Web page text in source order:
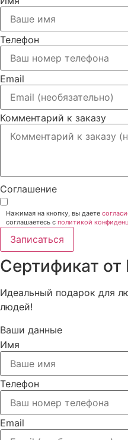
Телефон
Email
Комментарий к заказу
Соглашение
Нажимая на кнопку, вы даете
соглашаетесь c политикой
Записаться
Сертификат
Идеальный подарок для
людей!
Ваши данные
Имя
Телефон
Email